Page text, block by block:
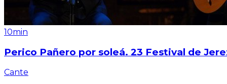
10min
Perico Pañero por soleá. 23 Festival de
Cante